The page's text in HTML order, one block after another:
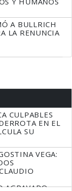
A BULLRICH
LA RENUNCIA
CULPABLES
EN EL
SU
VEGA:
AGRAVADO